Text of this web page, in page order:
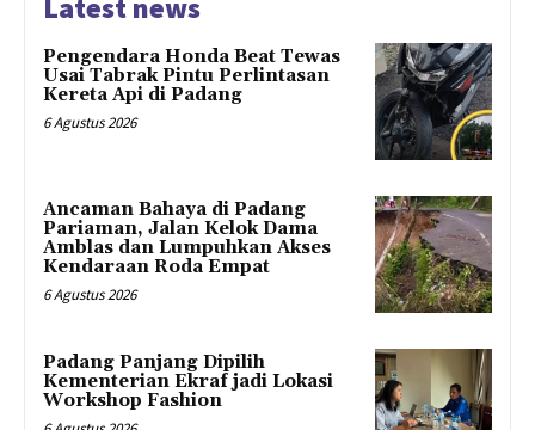
Latest news
Pengendara Honda Beat Tewas
Usai Tabrak Pintu Perlintasan
Kereta Api di Padang
6 Agustus 2026
Ancaman Bahaya di Padang
Pariaman, Jalan Kelok Dama
Amblas dan Lumpuhkan Akses
Kendaraan Roda Empat
6 Agustus 2026
Padang Panjang Dipilih
Kementerian Ekraf jadi Lokasi
Workshop Fashion